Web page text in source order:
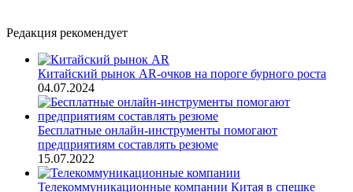
Редакция рекомендует
Китайский рынок AR-очков на пороге бурного роста
04.07.2024
Бесплатные онлайн-инструменты помогают
предприятиям составлять резюме
15.07.2022
Телекоммуникационные компании Китая в спешке